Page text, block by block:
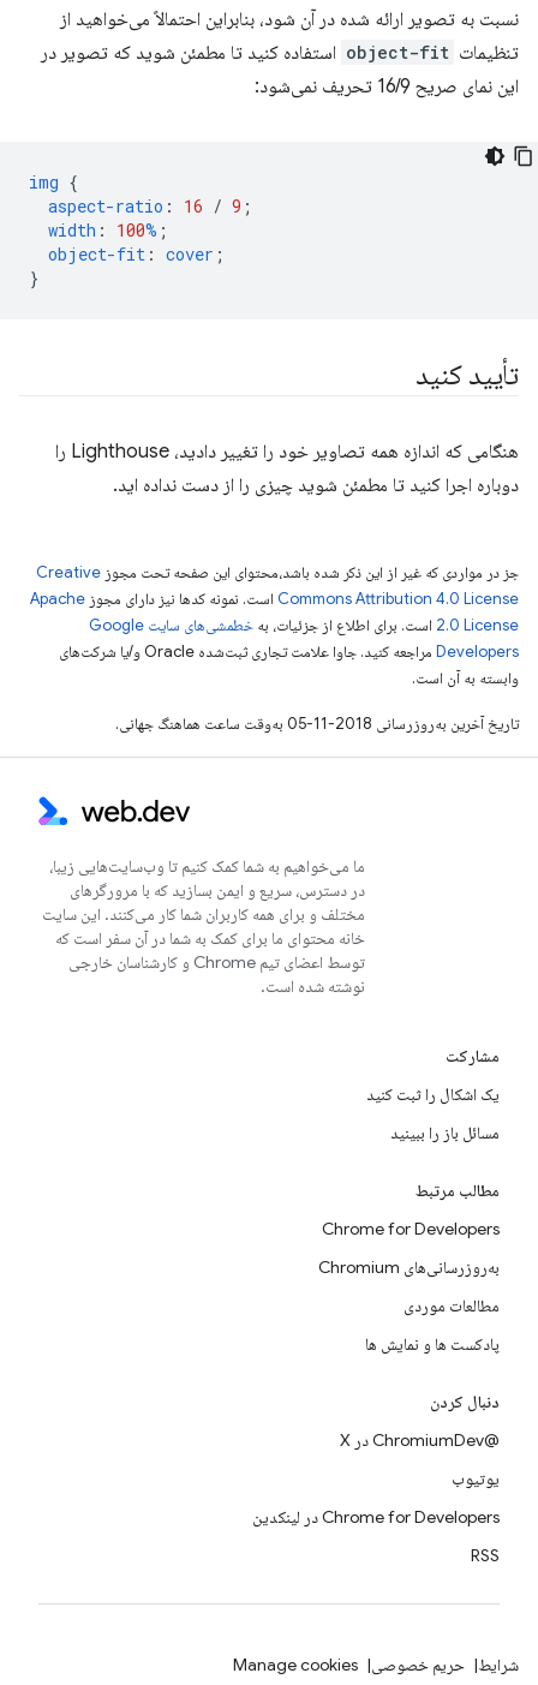
نسبت به تصویر ارائه شده در آن شود، بنابراین احتمالاً می‌خواهید از
تنظیمات object-fit استفاده کنید تا مطمئن شوید که تصویر در
این نمای صریح 16/9 تحریف نمی‌شود:
img {
aspect-ratio : 16 / 9 ;
width : 100% ;
object-fit : cover ;
}
تأیید کنید
هنگامی که اندازه همه تصاویر خود را تغییر دادید، Lighthouse را
دوباره اجرا کنید تا مطمئن شوید چیزی را از دست نداده اید.
جز در مواردی که غیر از این ذکر شده باشد،‌محتوای این صفحه تحت مجوز Creative
Commons Attribution 4.0 License است. نمونه کدها نیز دارای مجوز Apache
2.0 License است. برای اطلاع از جزئیات، به
خطمشی‌های سایت Google
Developers‏
مراجعه کنید. جاوا علامت تجاری ثبت‌شده Oracle و/یا شرکت‌های
وابسته به آن است.
تاریخ آخرین به‌روزرسانی 2018-11-05 به‌وقت ساعت هماهنگ جهانی.
ما می‌خواهیم به شما کمک کنیم تا وب‌سایت‌هایی زیبا،
در دسترس، سریع و ایمن بسازید که با مرورگرهای
مختلف و برای همه کاربران شما کار می‌کنند. این سایت
خانه محتوای ما برای کمک به شما در آن سفر است که
توسط اعضای تیم Chrome و کارشناسان خارجی
نوشته شده است.
مشارکت
یک اشکال را ثبت کنید
مسائل باز را ببینید
مطالب مرتبط
Chrome for Developers
به‌روزرسانی‌های Chromium
مطالعات موردی
پادکست ها و نمایش ها
دنبال کردن
@ChromiumDev در X
یوتیوب
Chrome for Developers در لینکدین
RSS
شرایط حریم خصوصی Manage cookies